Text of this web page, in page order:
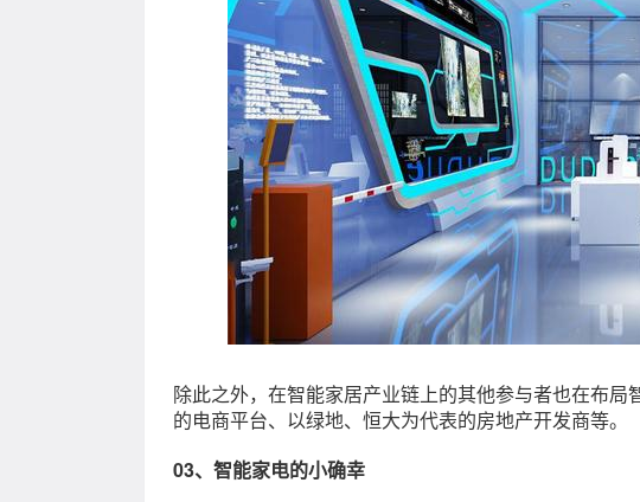
除此之外，在智能家居产业链上的其他参与者也在布
的电商平台、以绿地、恒大为代表的房地产开发商等。
03、智能家电的小确幸